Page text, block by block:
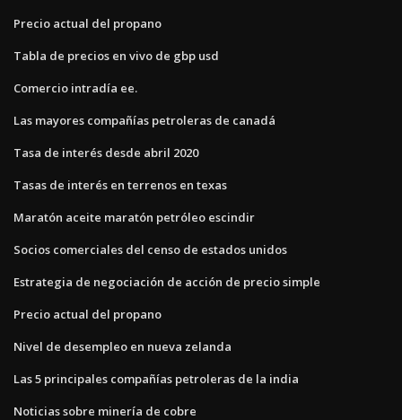
Precio actual del propano
Tabla de precios en vivo de gbp usd
Comercio intradía ee.
Las mayores compañías petroleras de canadá
Tasa de interés desde abril 2020
Tasas de interés en terrenos en texas
Maratón aceite maratón petróleo escindir
Socios comerciales del censo de estados unidos
Estrategia de negociación de acción de precio simple
Precio actual del propano
Nivel de desempleo en nueva zelanda
Las 5 principales compañías petroleras de la india
Noticias sobre minería de cobre